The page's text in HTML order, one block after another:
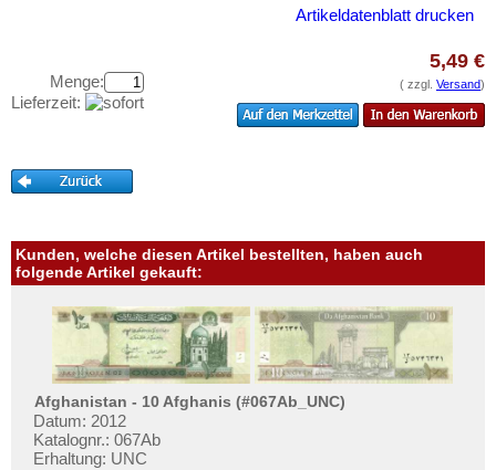
Uruguay
USA
Kataloge
Aufbewahrung
Ihre Bewertungen
Informationen
Preislisten
Erhaltungsgrade
Gratisbanknoten
FAQ
Artikeldatenblatt drucken
Menge:
Lieferzeit:
5,49 €
( zzgl. Versand)
Kunden, welche diesen Artikel bestellten, haben auch
folgende Artikel gekauft:
Afghanistan - 10 Afghanis (#067Ab_UNC)
Datum: 2012
Katalognr.: 067Ab
Erhaltung: UNC